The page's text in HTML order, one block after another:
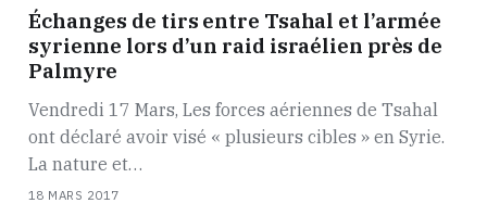
Échanges de tirs entre Tsahal et l’armée
syrienne lors d’un raid israélien près de
Palmyre
Vendredi 17 Mars, Les forces aériennes de Tsahal
ont déclaré avoir visé « plusieurs cibles » en Syrie.
La nature et…
18 MARS 2017